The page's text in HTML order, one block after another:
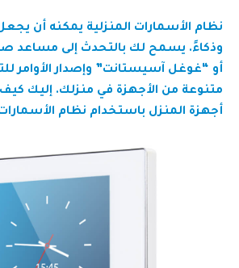
نظام الأسمارات المنزلية يمكنه أن
وذكاءً. يسمح لك بالتحدث إلى مساعد
أو “غوغل آسيستانت” وإصدار الأوامر
متنوعة من الأجهزة في منزلك. إليك
أجهزة المنزل باستخدام نظام الأسمارات